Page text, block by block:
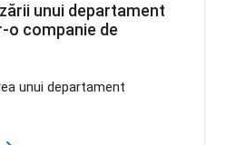
unui departament
o companie de
unui departament